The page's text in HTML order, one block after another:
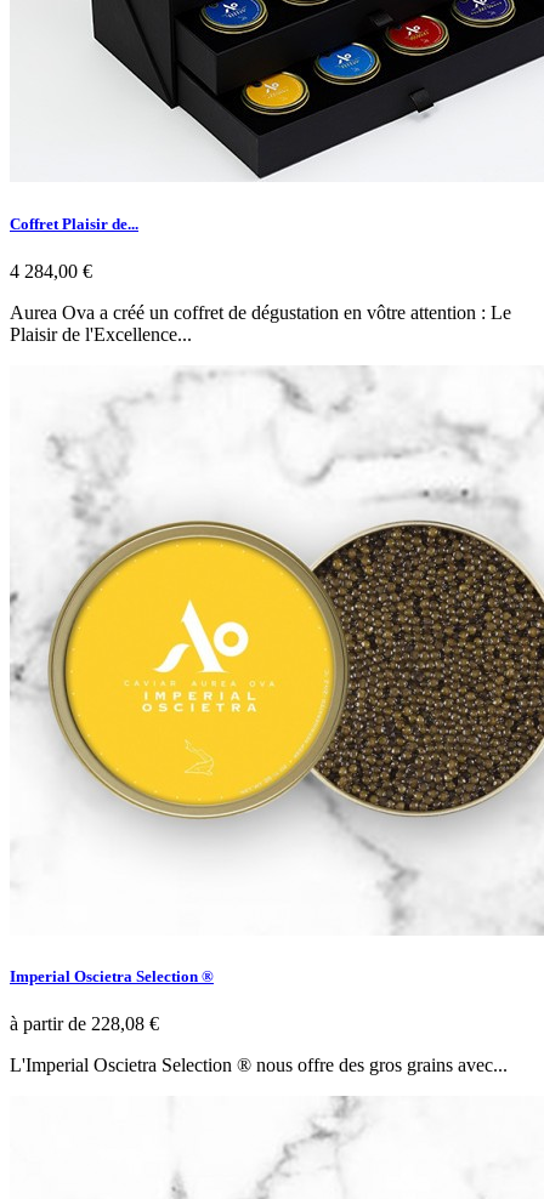
Coffret Plaisir de...
4 284,00 €
Aurea Ova a créé un coffret de dégustation en vôtre attention : Le
Plaisir de l'Excellence...
Imperial Oscietra Selection ®
à partir de 228,08 €
L'Imperial Oscietra Selection ® nous offre des gros grains avec...